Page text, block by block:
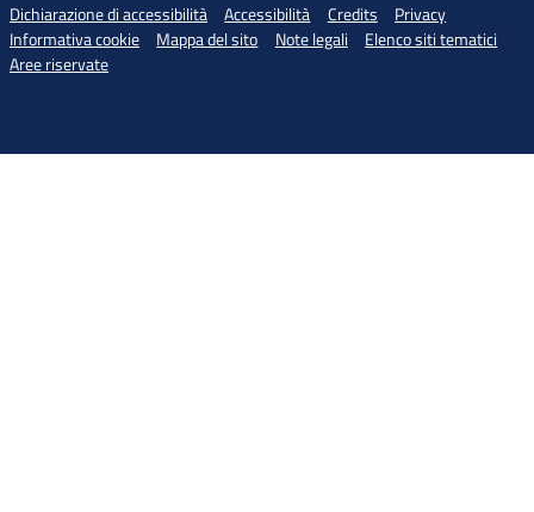
Dichiarazione di accessibilità Accessibilità Credits
Privacy
Informativa cookie
Mappa del sito Note legali
Elenco siti tematici
Aree riservate